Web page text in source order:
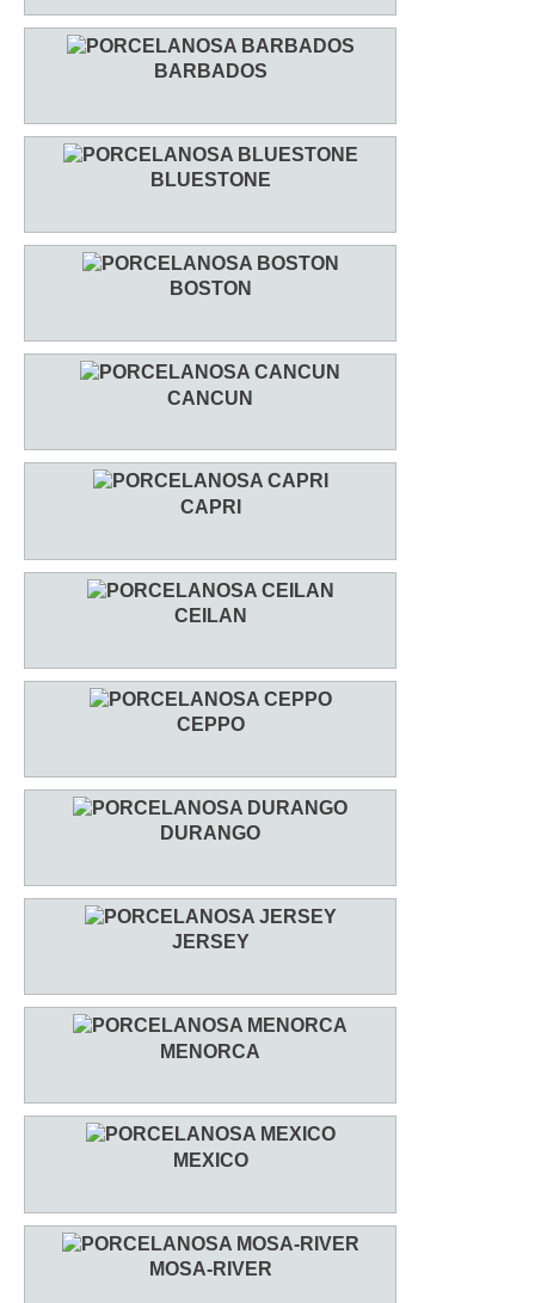
BARBADOS
BLUESTONE
BOSTON
CANCUN
CAPRI
CEILAN
CEPPO
DURANGO
JERSEY
MENORCA
MEXICO
MOSA-RIVER